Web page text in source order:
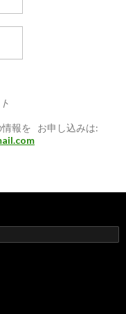
情報を お申し込みは: